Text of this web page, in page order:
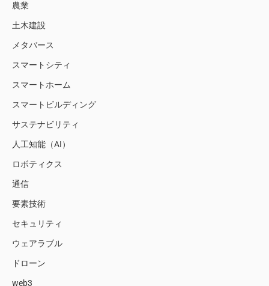
農業
土木建設
メタバース
スマートシティ
スマートホーム
スマートビルディング
サステナビリティ
人工知能（AI）
ロボティクス
通信
要素技術
セキュリティ
ウェアラブル
ドローン
web3